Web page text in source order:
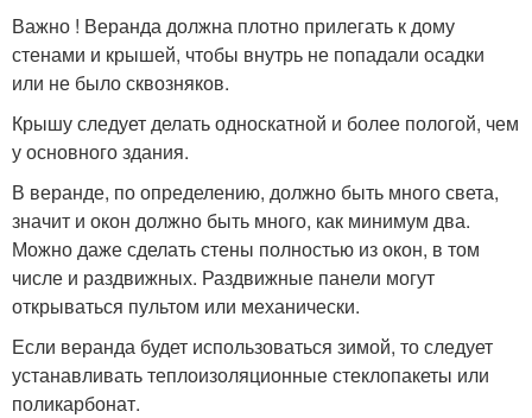
Важно ! Веранда должна плотно прилегать к дому
стенами и крышей, чтобы внутрь не попадали осадки
или не было сквозняков.
Крышу следует делать односкатной и более пологой, чем
у основного здания.
В веранде, по определению, должно быть много света,
значит и окон должно быть много, как минимум два.
Можно даже сделать стены полностью из окон, в том
числе и раздвижных. Раздвижные панели могут
открываться пультом или механически.
Если веранда будет использоваться зимой, то следует
устанавливать теплоизоляционные стеклопакеты или
поликарбонат.